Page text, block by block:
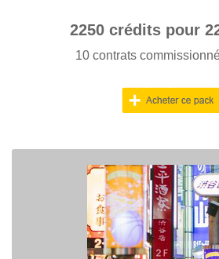
2250crédits pour
10 contrats
PACK
> Obtenez